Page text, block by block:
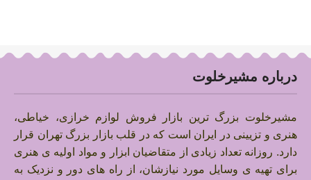
درباره مشیرخلوت
مشیرخلوت بزرگ ترین بازار فروش لوازم خرازی، خیاطی،
هنری و تزیینی در ایران است که در قلب بازار بزرگ تهران قرار
دارد. روزانه تعداد زیادی از متقاضیان ابزار و مواد اولیه ی هنری
برای تهیه ی وسایل مورد نیازشان، از راه های دور و نزدیک به